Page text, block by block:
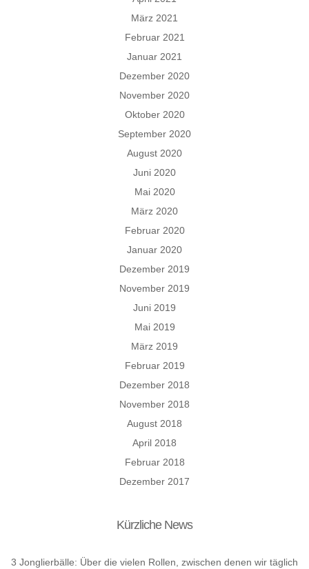
März 2021
Februar 2021
Januar 2021
Dezember 2020
November 2020
Oktober 2020
September 2020
August 2020
Juni 2020
Mai 2020
März 2020
Februar 2020
Januar 2020
Dezember 2019
November 2019
Juni 2019
Mai 2019
März 2019
Februar 2019
Dezember 2018
November 2018
August 2018
April 2018
Februar 2018
Dezember 2017
Kürzliche News
3 Jonglierbälle: Über die vielen Rollen, zwischen denen wir täglich